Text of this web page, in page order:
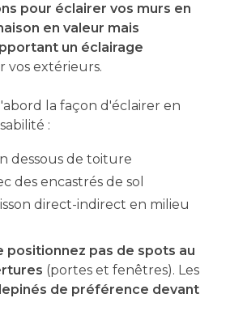
pour éclairer vos murs en
en valeur mais
un éclairage
vos extérieurs.
la façon d'éclairer en
:
dessous de toiture
des encastrés de sol
direct-indirect en milieu
positionnez pas de spots au
(portes et fenêtres). Les
de préférence devant